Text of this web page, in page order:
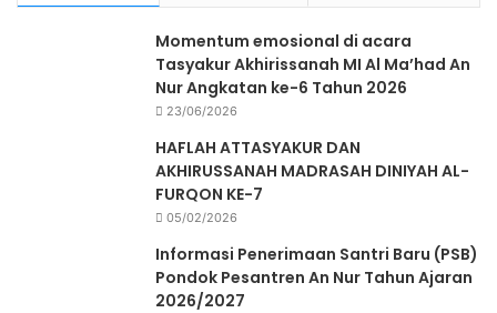
Momentum emosional di acara
Tasyakur Akhirissanah MI Al Ma’had An
Nur Angkatan ke-6 Tahun 2026
23/06/2026
HAFLAH ATTASYAKUR DAN
AKHIRUSSANAH MADRASAH DINIYAH AL-
FURQON KE-7
05/02/2026
Informasi Penerimaan Santri Baru (PSB)
Pondok Pesantren An Nur Tahun Ajaran
2026/2027